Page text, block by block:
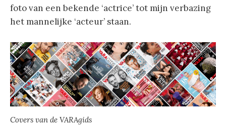
foto van een bekende ‘actrice’ tot mijn verbazing
het mannelijke ‘acteur’ staan.
Covers van de VARAgids